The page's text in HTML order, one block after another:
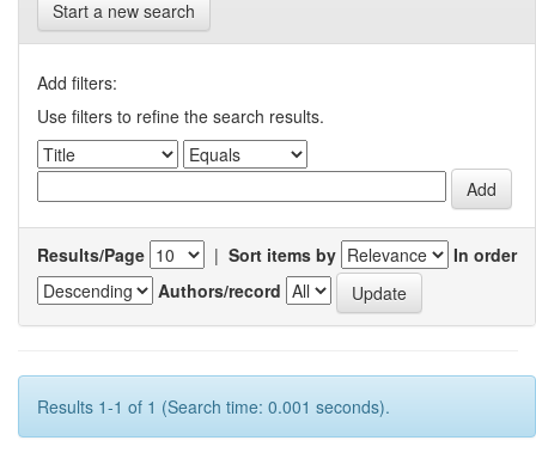
Start a new search
Add filters:
Use filters to refine the search results.
Results/Page | Sort items by
In order
Authors/record
Results 1-1 of 1 (Search time: 0.001 seconds).